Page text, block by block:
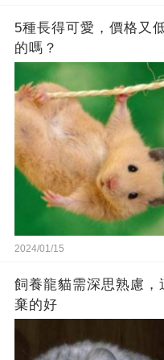
5種長得可愛，價格又
的嗎？
2024/01/15
飼養龍貓需深思熟慮
棄的好